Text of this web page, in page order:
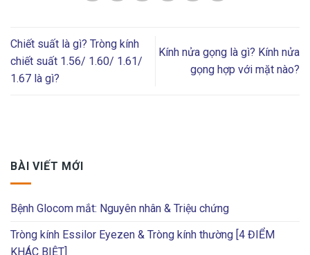
Chiết suất là gì? Tròng kính
chiết suất 1.56/ 1.60/ 1.61/
1.67 là gì?
Kính nửa gọng là gì? Kính nửa
gọng hợp với mặt nào?
BÀI VIẾT MỚI
Bệnh Glocom mắt: Nguyên nhân & Triệu chứng
Tròng kính Essilor Eyezen & Tròng kính thường [4 ĐIỂM
KHÁC BIỆT]